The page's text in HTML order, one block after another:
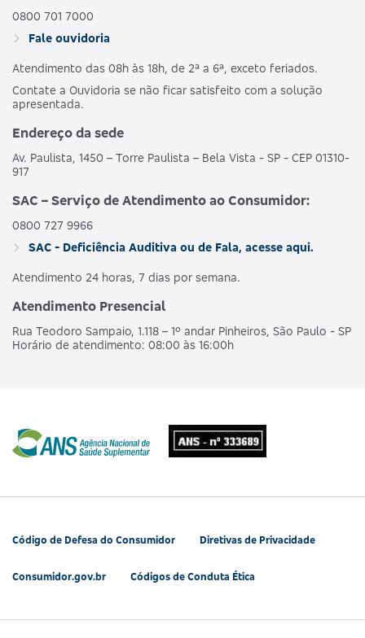
0800 701 7000
Fale ouvidoria
Atendimento das 08h às 18h, de 2ª a 6ª, exceto feriados.
Contate a Ouvidoria se não ficar satisfeito com a solução
apresentada.
Endereço da sede
Av. Paulista, 1450 – Torre Paulista – Bela Vista - SP - CEP 01310-
917
SAC – Serviço de Atendimento ao Consumidor:
0800 727 9966
SAC - Deficiência Auditiva ou de Fala, acesse aqui.
Atendimento 24 horas, 7 dias por semana.
Atendimento Presencial
Rua Teodoro Sampaio, 1.118 – 1º andar Pinheiros, São Paulo - SP
Horário de atendimento: 08:00 às 16:00h
Código de Defesa do Consumidor Diretivas de Privacidade
Consumidor.gov.br Códigos de Conduta Ética